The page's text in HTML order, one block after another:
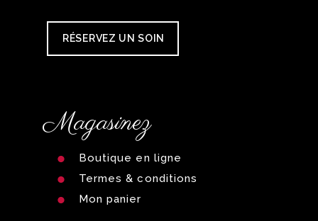
RÉSERVEZ UN SOIN
Magasinez
Boutique en ligne
Termes & conditions
Mon panier